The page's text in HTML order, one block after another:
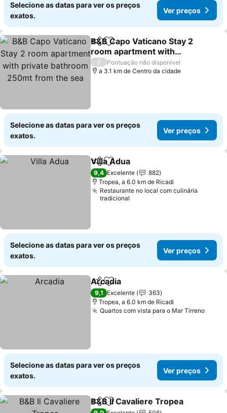
Selecione as datas para ver os preços
exatos.
Ver preços
PartilharAdicionar aos favoritos
B&B Capo Vaticano Stay 2
room apartment with
private bathroom 250mt
from the sea
Ver preços
/
Pontuação não disponível
a 3.1 km de Centro da cidade
Selecione as datas para ver os preços
exatos.
Ver preços
PartilharAdicionar aos favoritos
Villa Adua
9,4 Excelente
882
Tropea, a 6.0 km de Ricadi
Restaurante no local com culinária
tradicional
Selecione as datas para ver os preços
exatos.
Ver preços
PartilharAdicionar aos favoritos
Arcadia
9,1 Excelente
363
Tropea, a 6.0 km de Ricadi
Quartos com vista para o Mar TirrenoVer
Selecione as datas para ver os preços
exatos.
Ver preços
PartilharAdicionar aos favoritos
B&B Il Cavaliere Tropea